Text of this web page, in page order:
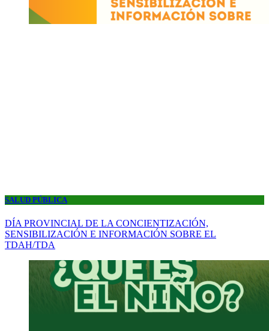
SALUD PÚBLICA
DÍA PROVINCIAL DE LA CONCIENTIZACIÓN,
SENSIBILIZACIÓN E INFORMACIÓN SOBRE EL
TDAH/TDA